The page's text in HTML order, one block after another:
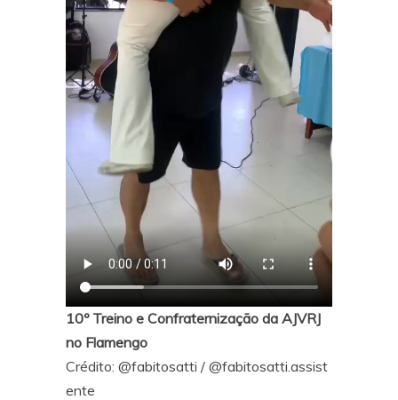
10º Treino e Confraternização da AJVRJ
no Flamengo
Crédito: @fabitosatti / @fabitosatti.assist
ente